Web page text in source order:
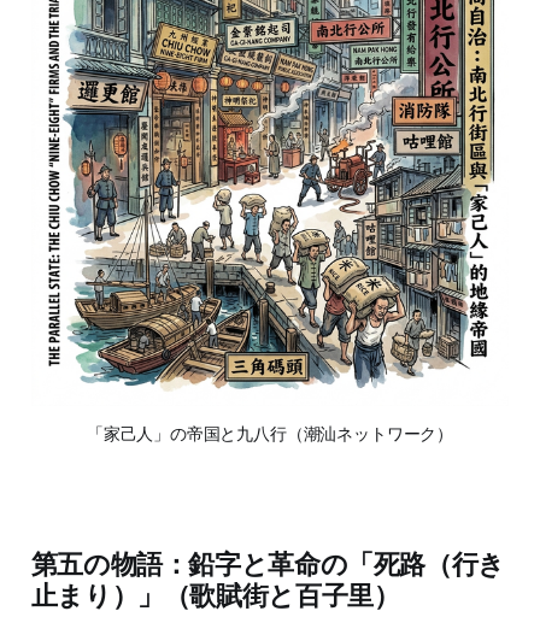
「家己人」の帝国と九八行（潮汕ネットワーク）
第五の物語：鉛字と革命の「死路（行き
止まり）」（歌賦街と百子里）